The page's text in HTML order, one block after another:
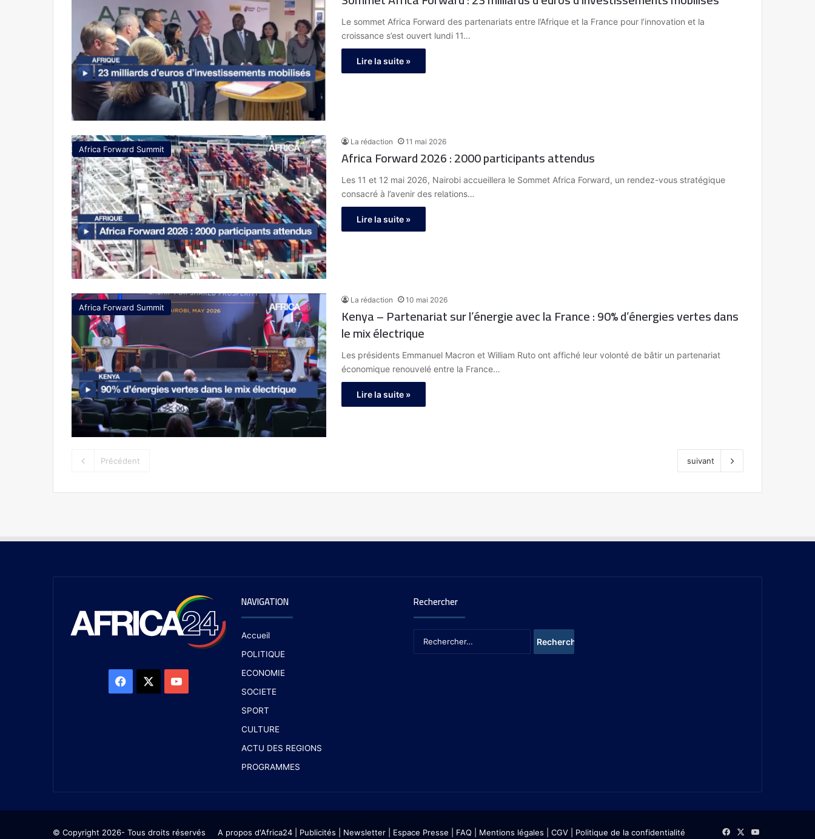
Le sommet Africa Forward des partenariats entre l’Afrique et la France pour l’innovation et la
croissance s’est ouvert lundi 11…
Lire la suite »
Africa Forward Summit
La rédaction 11 mai 2026
Africa Forward 2026 : 2000 participants attendus
Les 11 et 12 mai 2026, Nairobi accueillera le Sommet Africa Forward, un rendez-vous stratégique
consacré à l’avenir des relations…
Lire la suite »
Africa Forward Summit
La rédaction 10 mai 2026
Kenya – Partenariat sur l’énergie avec la France : 90% d’énergies vertes dans
le mix électrique
Les présidents Emmanuel Macron et William Ruto ont affiché leur volonté de bâtir un partenariat
économique renouvelé entre la France…
Lire la suite »
Précédent suivant
NAVIGATION
Accueil
POLITIQUE
ECONOMIE
SOCIETE
SPORT
CULTURE
ACTU DES REGIONS
PROGRAMMES
Rechercher
© Copyright 2026- Tous droits réservés A propos d'Africa24 Publicités Newsletter Espace Presse | FAQ | Mentions légales | CGV Politique de la confidentialité